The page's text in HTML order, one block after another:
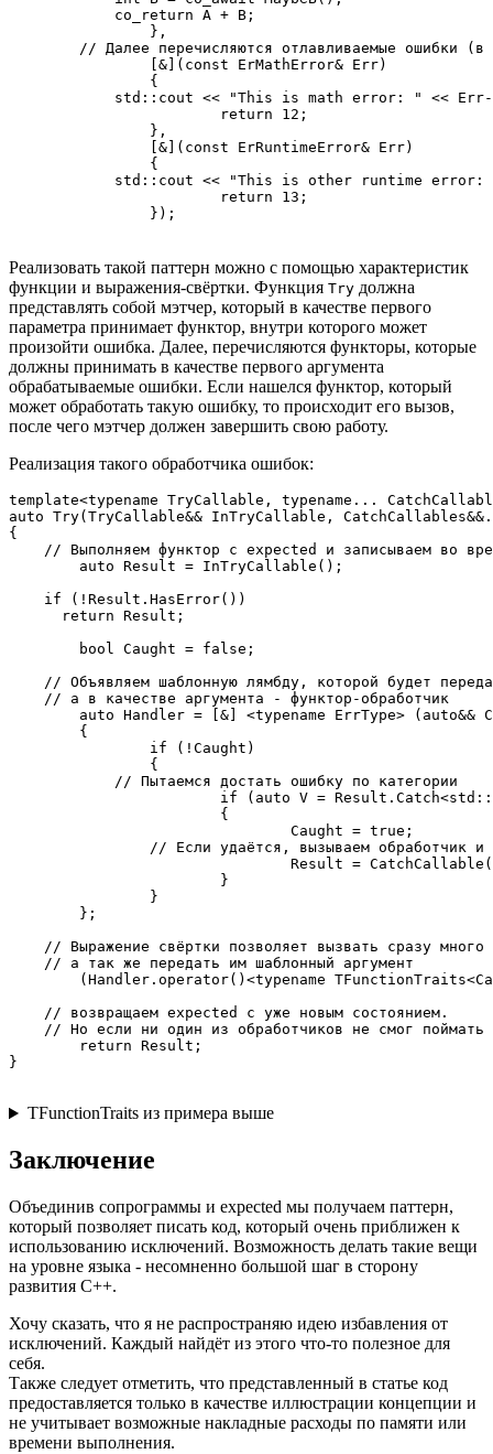
            co_return A + B;
// Далее перечисляются отлавливаемые ошибки
std::cout << "This is math error: " <<
std::cout << "This is other runtime error:
		});
Реализовать такой паттерн можно с помощью характеристик
функции и выражения-свёртки. Функция Try должна
представлять собой мэтчер, который в качестве первого
параметра принимает функтор, внутри которого может
произойти ошибка. Далее, перечисляются функторы, которые
должны принимать в качестве первого аргумента
обрабатываемые ошибки. Если нашелся функтор, который
может обработать такую ошибку, то происходит его вызов,
после чего мэтчер должен завершить свою работу.
Реализация такого обработчика ошибок:
template<typename TryCallable, typename...
auto Try(TryCallable&& InTryCallable,
{
// Выполняем функтор с expected и записываем во
    if (!Result.HasError())
      return Result;
// Объявляем шаблонную лямбду, которой будет
    // а в качестве аргумента - функтор-обработчик
            // Пытаемся достать ошибку по категории
// Если удаётся, вызываем обработчик и
// Выражение свёртки позволяет вызвать сразу
    // а так же передать им шаблонный аргумент
    // возвращаем expected с уже новым состоянием.
// Но если ни один из обработчиков не смог
}
TFunctionTraits из примера выше
Заключение
Объединив сопрограммы и expected мы получаем паттерн,
который позволяет писать код, который очень приближен к
использованию исключений. Возможность делать такие вещи
на уровне языка - несомненно большой шаг в сторону
развития C++.
Хочу сказать, что я не распространяю идею избавления от
исключений. Каждый найдёт из этого что-то полезное для
себя.
Также следует отметить, что представленный в статье код
предоставляется только в качестве иллюстрации концепции и
не учитывает возможные накладные расходы по памяти или
времени выполнения.